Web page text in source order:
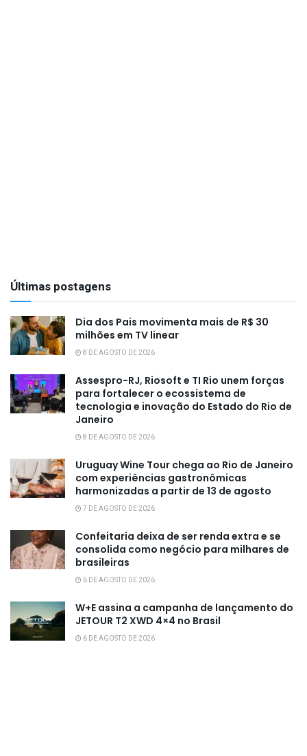
Últimas postagens
Dia dos Pais movimenta mais de R$ 30
milhões em TV linear
8 DE AGOSTO DE 2026
Assespro-RJ, Riosoft e TI Rio unem forças
para fortalecer o ecossistema de
tecnologia e inovação do Estado do Rio de
Janeiro
8 DE AGOSTO DE 2026
Uruguay Wine Tour chega ao Rio de Janeiro
com experiências gastronômicas
harmonizadas a partir de 13 de agosto
7 DE AGOSTO DE 2026
Confeitaria deixa de ser renda extra e se
consolida como negócio para milhares de
brasileiras
6 DE AGOSTO DE 2026
W+E assina a campanha de lançamento do
JETOUR T2 XWD 4×4 no Brasil
6 DE AGOSTO DE 2026